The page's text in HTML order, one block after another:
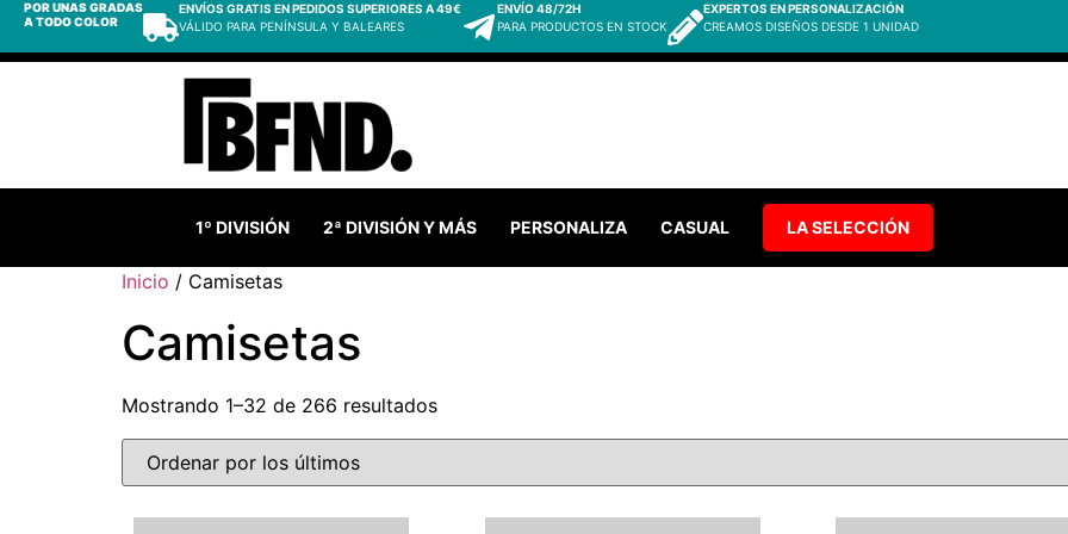
POR UNAS GRADAS
A TODO COLOR
ENVÍOS GRATIS EN PEDIDOS SUPERIORES A 49€
VÁLIDO PARA PENÍNSULA Y BALEARES
ENVÍO 48/72H
PARA PRODUCTOS EN STOCK
EXPERTOS EN PERSONALIZACIÓN
CREAMOS DISEÑOS DESDE 1 UNIDAD
1º DIVISIÓN 2ª DIVISIÓN Y MÁS PERSONALIZA CASUAL LA SELECCIÓN
Inicio / Camisetas
Camisetas
Mostrando 1–32 de 266 resultados